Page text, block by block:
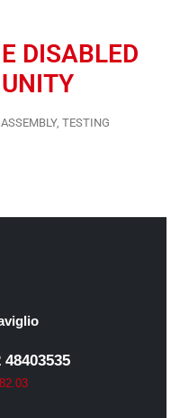
DISABLED
TESTING